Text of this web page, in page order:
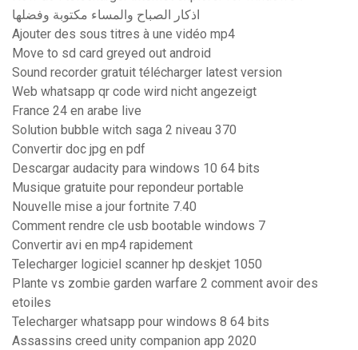
اذكار الصباح والمساء مكتوبة وفضلها
Ajouter des sous titres à une vidéo mp4
Move to sd card greyed out android
Sound recorder gratuit télécharger latest version
Web whatsapp qr code wird nicht angezeigt
France 24 en arabe live
Solution bubble witch saga 2 niveau 370
Convertir doc jpg en pdf
Descargar audacity para windows 10 64 bits
Musique gratuite pour repondeur portable
Nouvelle mise a jour fortnite 7.40
Comment rendre cle usb bootable windows 7
Convertir avi en mp4 rapidement
Telecharger logiciel scanner hp deskjet 1050
Plante vs zombie garden warfare 2 comment avoir des
etoiles
Telecharger whatsapp pour windows 8 64 bits
Assassins creed unity companion app 2020